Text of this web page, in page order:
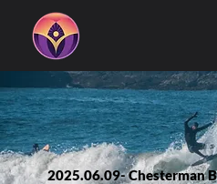
2025.06.09- Chesterman